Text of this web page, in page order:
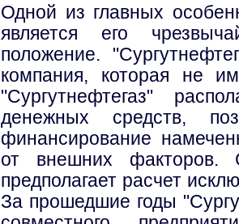
Одной из главных
является его
положение.
компания, которая не
"Сургутнефтегаз"
денежных средств,
финансирование
от внешних факторов.
предполагает расчет
За прошедшие годы